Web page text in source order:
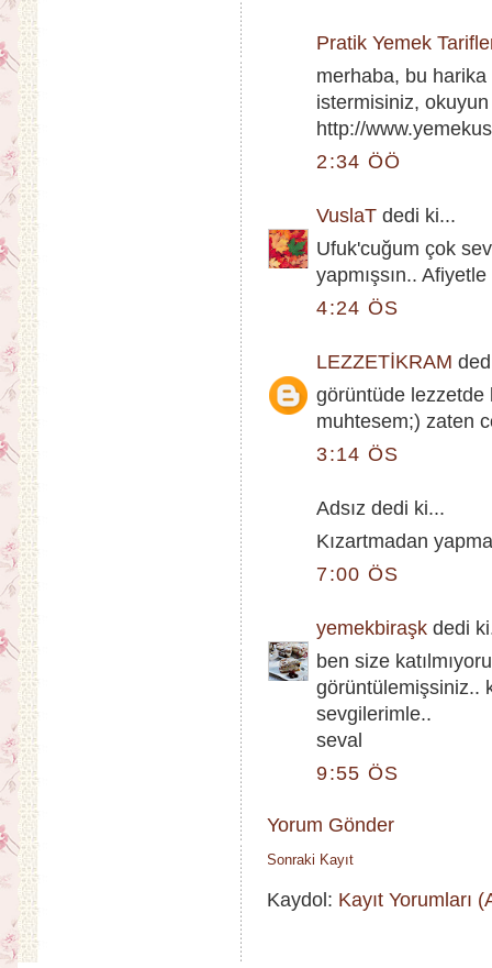
Pratik Yemek
merhaba, bu harika
istermisiniz,
http://
2:34 ÖÖ
VuslaT dedi ki...
Ufuk'cuğum çok
yapmışsın..
4:24 ÖS
LEZZETİKRAM
görüntüde
muhtesem;) zaten
3:14 ÖS
Adsız dedi ki...
Kızartmadan
7:00 ÖS
yemekbiraşk dedi
ben size
görüntülemişsiniz..
sevgilerimle..
seval
9:55 ÖS
Yorum Gönder
Sonraki Kayıt
Kaydol: Kayıt Yorumları